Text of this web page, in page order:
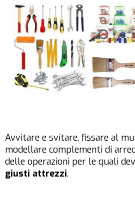
Avvitare e svitare, fissare al
modellare complementi di
delle operazioni per le quali
giusti attrezzi.